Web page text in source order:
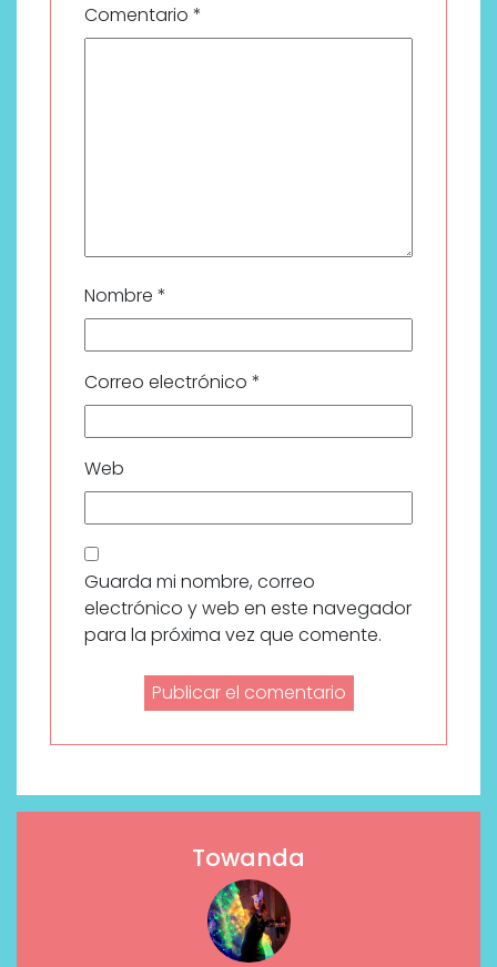
Comentario *
Nombre *
Correo electrónico *
Web
Guarda mi nombre, correo
electrónico y web en este navegador
para la próxima vez que comente.
Towanda